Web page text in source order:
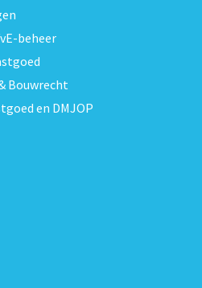
beheer
Bouwrecht
en DMJOP